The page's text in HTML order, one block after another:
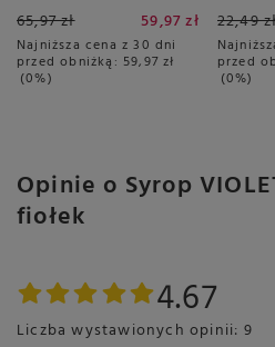
3x16 sztuk
65,97 zł 59,97 zł
Najniższa cena z 30 dni
przed obniżką: 59,97 zł
0%
22,49
przed
0%
Opinie o Syrop
fiołek
4.67
Liczba wystawionych opinii: 9